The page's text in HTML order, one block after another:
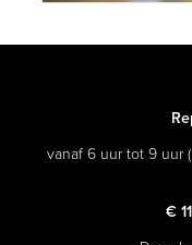
vanaf 6 uur tot 9 uur
€